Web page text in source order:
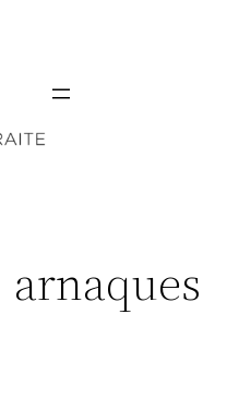
arnaques